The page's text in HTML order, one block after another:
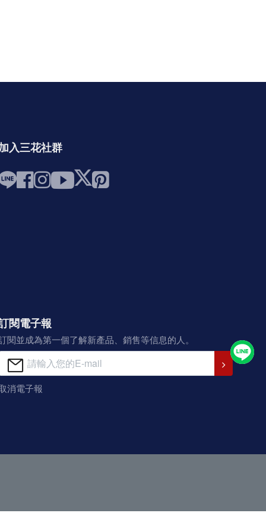
入三花社群
閱電子報
閱並成為第一個了解新產品、銷售等信息的人。
消電子報